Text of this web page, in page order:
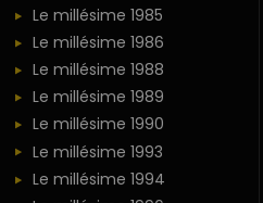
Le millésime 1985
Le millésime 1986
Le millésime 1988
Le millésime 1989
Le millésime 1990
Le millésime 1993
Le millésime 1994